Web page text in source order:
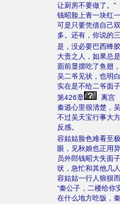
让厨房不要做了。”
钱昭脸上青一块红
可是只要凭借自己
多。还有，你说的
是，没必要巴西蜂胶
大贵之人，如果总
面前显摆吃了鱼翅
吴二爷见状，也明
实在是不给二爷面
第426章
离宫
秦逍心里很清楚，
不过吴天宝行事大
反感。
容姑姑脸色难看至
眼，见秋娘也正用
员外郎钱昭大失面
状，急忙和其他几
容姑姑一行人狼狈
“秦公子，二楼给你
在什么地方吃饭，